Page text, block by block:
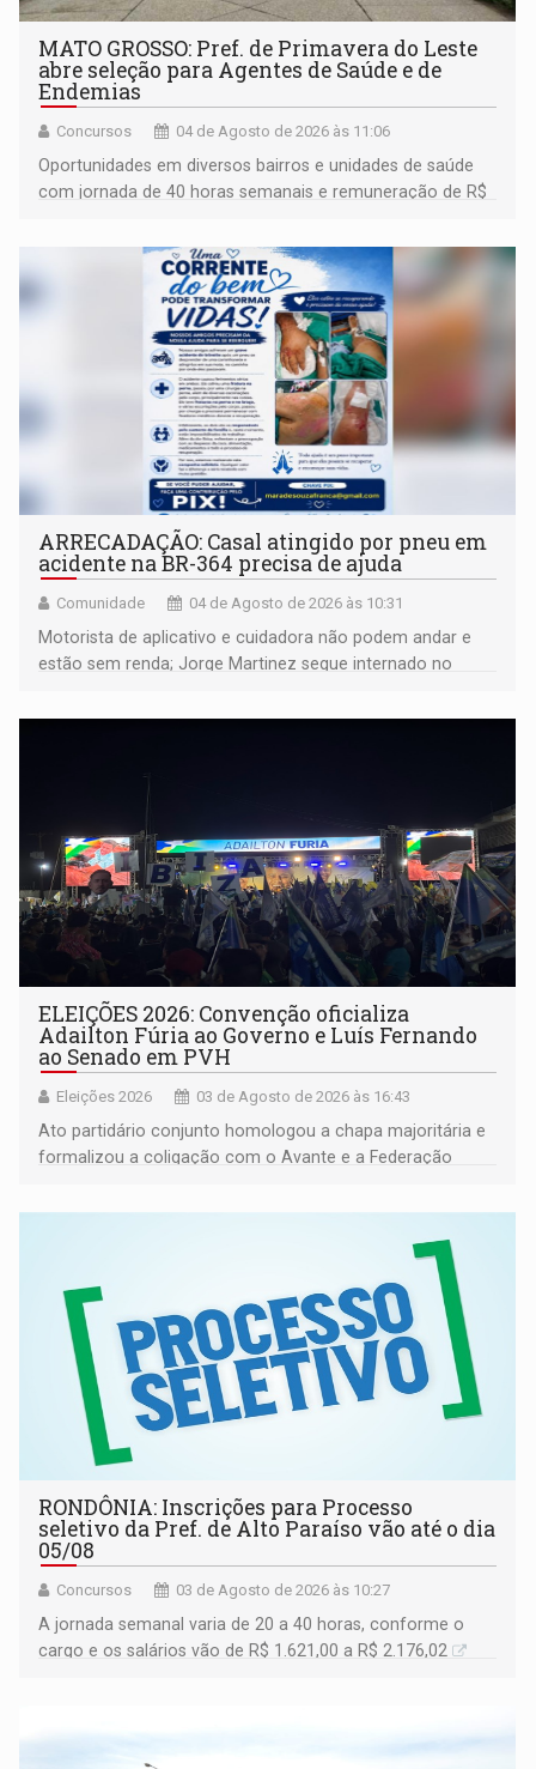
MATO GROSSO: Pref. de Primavera do Leste
abre seleção para Agentes de Saúde e de
Endemias
Concursos 04 de Agosto de 2026 às 11:06
Oportunidades em diversos bairros e unidades de saúde
com jornada de 40 horas semanais e remuneração de R$
ARRECADAÇÃO: Casal atingido por pneu em
acidente na BR-364 precisa de ajuda
Comunidade 04 de Agosto de 2026 às 10:31
Motorista de aplicativo e cuidadora não podem andar e
estão sem renda; Jorge Martinez segue internado no
contas de aluguel e luz se acumulam
ELEIÇÕES 2026: Convenção oficializa
Adailton Fúria ao Governo e Luís Fernando
ao Senado em PVH
Eleições 2026 03 de Agosto de 2026 às 16:43
Ato partidário conjunto homologou a chapa majoritária e
formalizou a coligação com o Avante e a Federação
eleitores por saúde, limpeza pública e educação
RONDÔNIA: Inscrições para Processo
seletivo da Pref. de Alto Paraíso vão até o dia
05/08
Concursos 03 de Agosto de 2026 às 10:27
A jornada semanal varia de 20 a 40 horas, conforme o
cargo e os salários vão de R$ 1.621,00 a R$ 2.176,02